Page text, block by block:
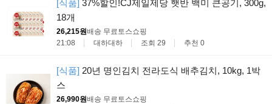
[식품] 37%할인!CJ제일제당 햇반 백미 큰공기, 300g,
18개
26,215원배송 무료 토스쇼핑
21:08
대하대하 조회 29 추천 0
[식품] 20년 명인김치 전라도식 배추김치, 10kg, 1박
스
26,990원배송 무료 토스쇼핑